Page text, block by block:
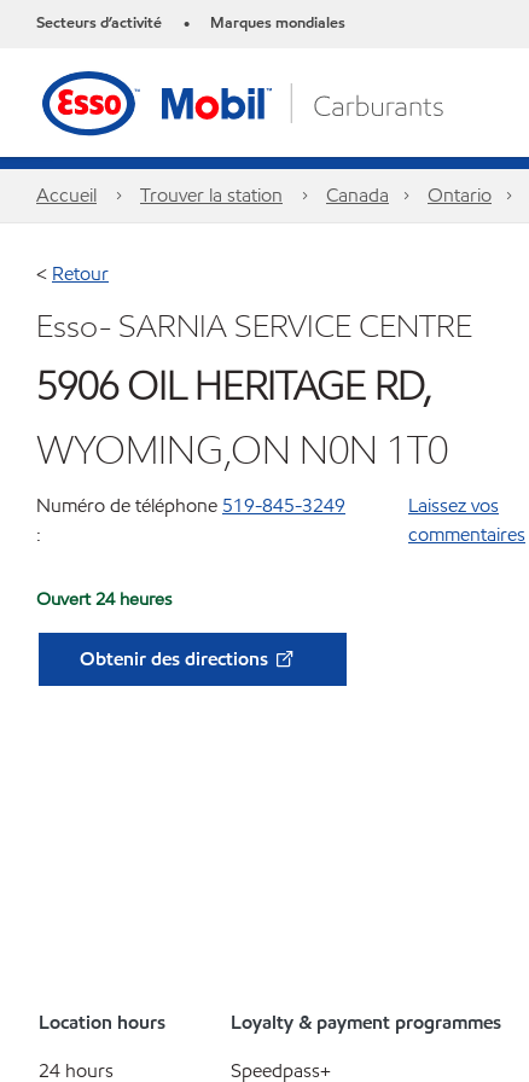
Secteurs d’activité • Marques mondiales
Accueil Trouver la station Canada Ontario
< Retour
Esso- SARNIA SERVICE CENTRE
5906 OIL HERITAGE RD,
WYOMING,ON N0N 1T0
Numéro de téléphone
:
519-845-3249
Laissez vos
commentaires
Ouvert 24 heures
Obtenir des directions
Location hours
24 hours
Loyalty & payment programmes
Speedpass+